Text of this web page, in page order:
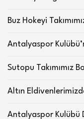
Buz Hokeyi
Antalyaspor
Sutopu Takımımız
Altın
Antalyaspor Kulübü